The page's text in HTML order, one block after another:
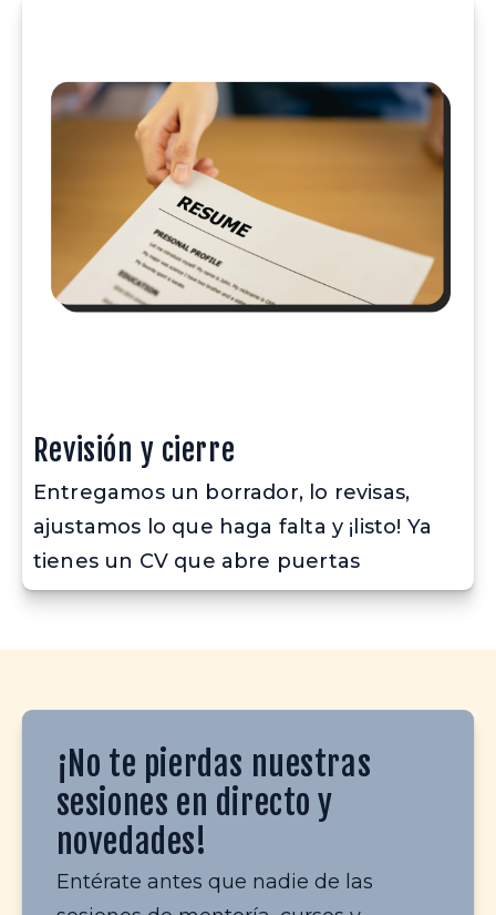
Revisión y cierre
Entregamos un borrador, lo revisas,
ajustamos lo que haga falta y ¡listo! Ya
tienes un CV que abre puertas
¡No te pierdas nuestras
sesiones en directo y
novedades!
Entérate antes que nadie de las